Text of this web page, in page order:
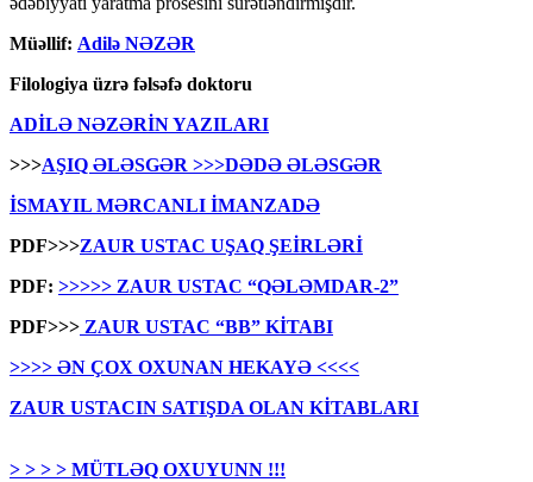
Müəllif: Adilə NƏZƏR
Filologiya üzrə fəlsəfə doktoru
ADİLƏ NƏZƏRİN YAZILARI
>>>AŞIQ ƏLƏSGƏR >>>DƏDƏ ƏLƏSGƏR
İSMAYIL MƏRCANLI İMANZADƏ
PDF>>>ZAUR USTAC UŞAQ ŞEİRLƏRİ
PDF: >>>>> ZAUR USTAC “QƏLƏMDAR-2”
PDF>>> ZAUR USTAC “BB” KİTABI
>>>> ƏN ÇOX OXUNAN HEKAYƏ <<<<
ZAUR USTACIN SATIŞDA OLAN KİTABLARI
> > > > MÜTLƏQ OXUYUNN !!!